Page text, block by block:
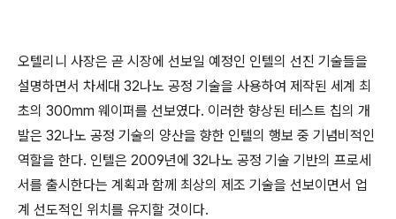
오텔리니 사장은 곧 시장에 선보일 예정인 인텔의 선진 기술들을
설명하면서 차세대 32나노 공정 기술을 사용하여 제작된 세계 최
초의 300mm 웨이퍼를 선보였다. 이러한 향상된 테스트 칩의 개
발은 32나노 공정 기술의 양산을 향한 인텔의 행보 중 기념비적인
역할을 한다. 인텔은 2009년에 32나노 공정 기술 기반의 프로세
서를 출시한다는 계획과 함께 최상의 제조 기술을 선보이면서 업
계 선도적인 위치를 유지할 것이다.